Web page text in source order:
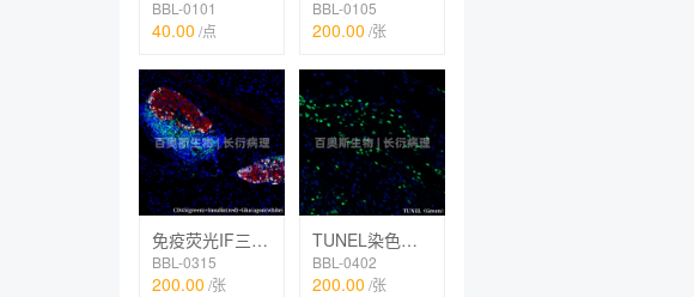
BBL-0101
40.00 /点
BBL-0105
200.00 /张
免疫荧光IF三标（TSA法）
BBL-0315
200.00 /张
TUNEL染色（荧光）
BBL-0402
200.00 /张